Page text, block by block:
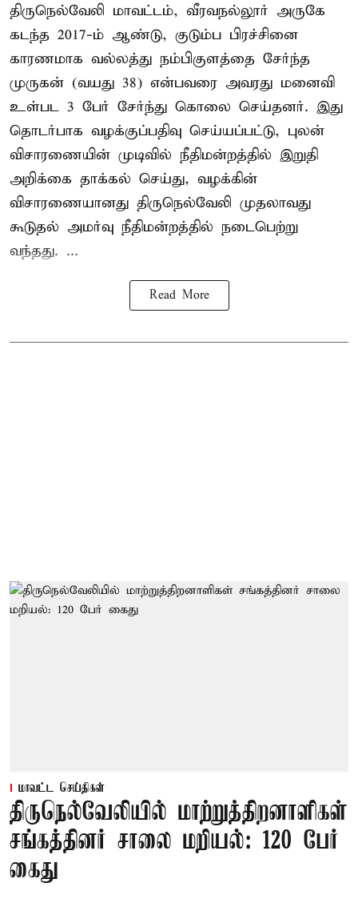
திருநெல்வேலி மாவட்டம், வீரவநல்லூர் அருகே
கடந்த 2017-ம் ஆண்டு, குடும்ப பிரச்சினை
காரணமாக வல்லத்து நம்பிகுளத்தை சேர்ந்த
முருகன் (வயது 38) என்பவரை அவரது மனைவி
உள்பட 3 பேர் சேர்ந்து கொலை செய்தனர். இது
தொடர்பாக வழக்குப்பதிவு செய்யப்பட்டு, புலன்
விசாரணையின் முடிவில் நீதிமன்றத்தில் இறுதி
அறிக்கை தாக்கல் செய்து, வழக்கின்
விசாரணையானது திருநெல்வேலி முதலாவது
கூடுதல் அமர்வு நீதிமன்றத்தில் நடைபெற்று
வந்தது. ...
Read More
மாவட்ட செய்திகள்
திருநெல்வேலியில் மாற்றுத்திறனாளிகள்
சங்கத்தினர் சாலை மறியல்: 120 பேர்
கைது